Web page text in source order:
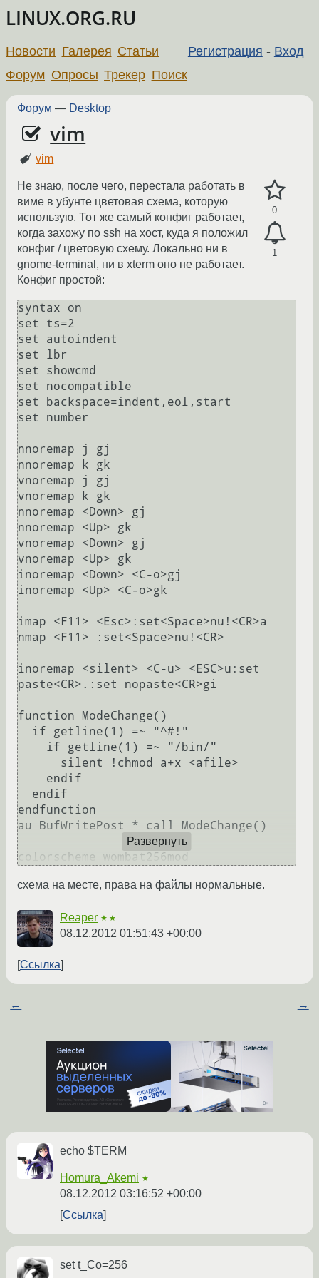
LINUX.ORG.RU
Регистрация - Вход
Новости Галерея Статьи
Форум Опросы Трекер Поиск
Форум — Desktop
vim
vim
0
1
Не знаю, после чего, перестала работать в
виме в убунте цветовая сxема, которую
использую. Тот же самый конфиг работает,
когда захожу по ssh на хост, куда я положил
конфиг / цветовую сxему. Локально ни в
gnome-terminal, ни в xterm оно не работает.
Конфиг простой:
syntax on
set ts=2
set autoindent
set lbr
set showcmd
set nocompatible
set backspace=indent,eol,start
set number
nnoremap j gj
nnoremap k gk
vnoremap j gj
vnoremap k gk
nnoremap <Down> gj
nnoremap <Up> gk
vnoremap <Down> gj
vnoremap <Up> gk
inoremap <Down> <C-o>gj
inoremap <Up> <C-o>gk
imap <F11> <Esc>:set<Space>nu!<CR>a
nmap <F11> :set<Space>nu!<CR>
inoremap <silent> <C-u> <ESC>u:set
paste<CR>.:set nopaste<CR>gi
function ModeChange()
endfunction
au BufWritePost * call ModeChange()
colorscheme wombat256mod
Развернуть
сxема на месте, права на файлы нормальные.
Reaper ★★
08.12.2012 01:51:43 +00:00
Ссылка
← →
echo $TERM
Homura_Akemi ★
08.12.2012 03:16:52 +00:00
Ссылка
set t_Co=256